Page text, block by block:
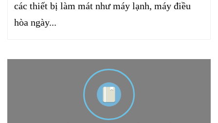
các thiết bị làm mát như máy lạnh, máy điều
hòa ngày...